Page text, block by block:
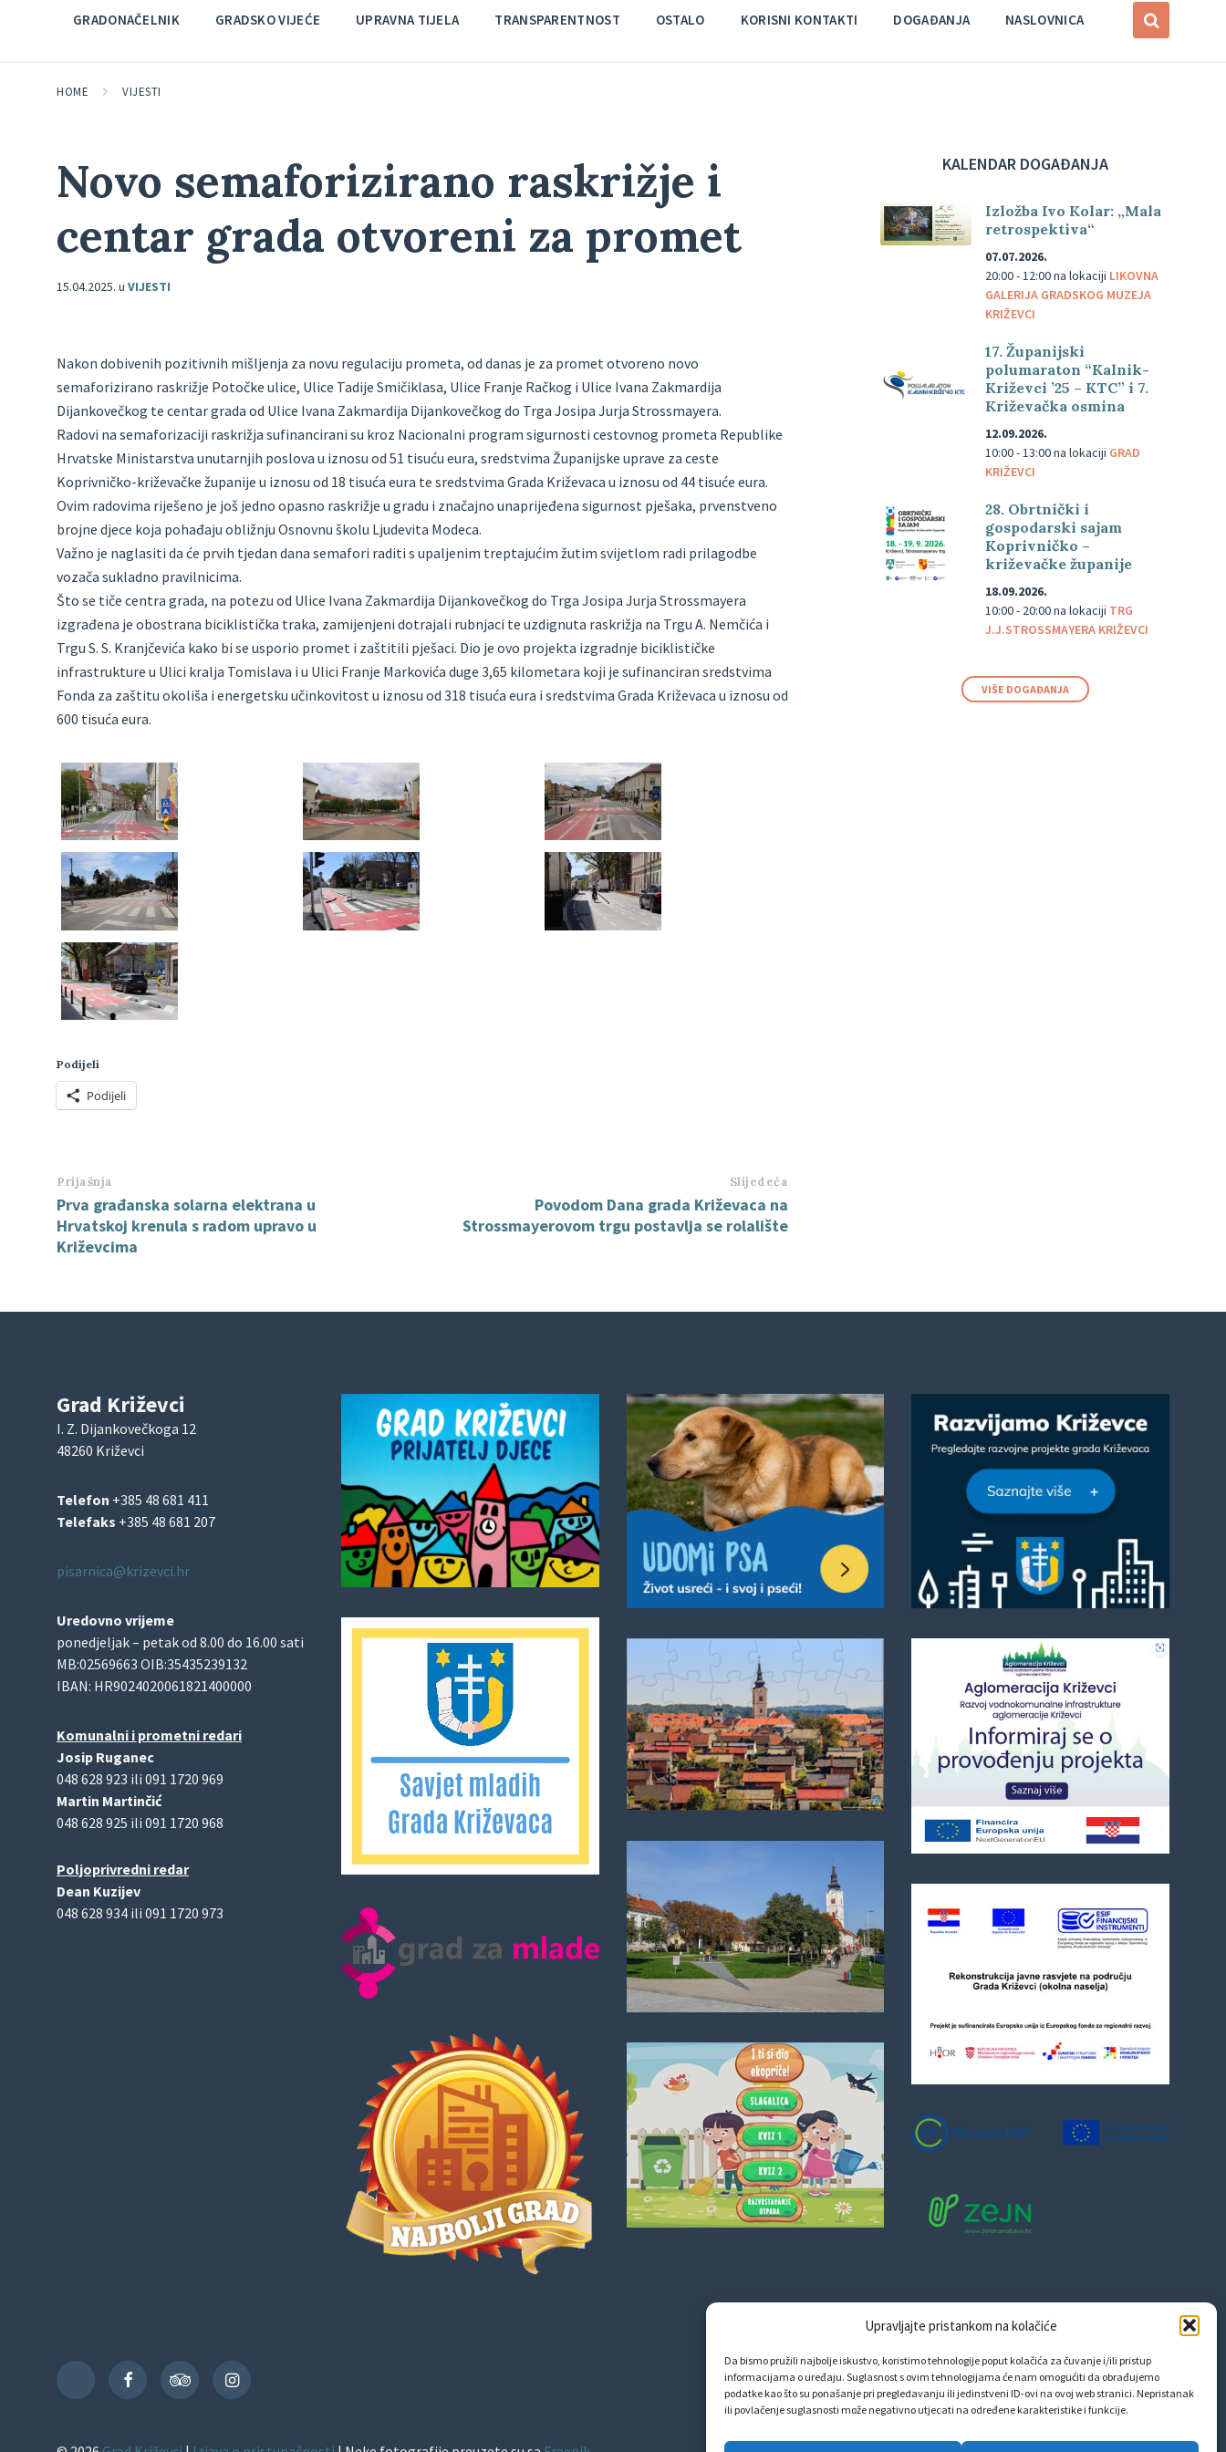
Upravljajte pristankom na kolačiće
Da bismo pružili najbolje iskustvo, koristimo tehnologije poput kolačića za čuvanje i/ili pristup
informacijama o uređaju. Suglasnost s ovim tehnologijama će nam omogućiti da obrađujemo
podatke kao što su ponašanje pri pregledavanju ili jedinstveni ID-ovi na ovoj web stranici. Nepristanak
ili povlačenje suglasnosti može negativno utjecati na određene karakteristike i funkcije.
GRADONAČELNIK GRADSKO VIJEĆE UPRAVNA TIJELA TRANSPARENTNOST OSTALO KORISNI KONTAKTI DOGAĐANJA NASLOVNICA
HOME VIJESTI
Novo semaforizirano raskrižje i
centar grada otvoreni za promet
15.04.2025. u VIJESTI
Nakon dobivenih pozitivnih mišljenja za novu regulaciju prometa, od danas je za promet otvoreno novo
semaforizirano raskrižje Potočke ulice, Ulice Tadije Smičiklasa, Ulice Franje Račkog i Ulice Ivana Zakmardija
Dijankovečkog te centar grada od Ulice Ivana Zakmardija Dijankovečkog do Trga Josipa Jurja Strossmayera.
Radovi na semaforizaciji raskrižja sufinancirani su kroz Nacionalni program sigurnosti cestovnog prometa Republike
Hrvatske Ministarstva unutarnjih poslova u iznosu od 51 tisuću eura, sredstvima Županijske uprave za ceste
Koprivničko-križevačke županije u iznosu od 18 tisuća eura te sredstvima Grada Križevaca u iznosu od 44 tisuće eura.
Ovim radovima riješeno je još jedno opasno raskrižje u gradu i značajno unaprijeđena sigurnost pješaka, prvenstveno
brojne djece koja pohađaju obližnju Osnovnu školu Ljudevita Modeca.
Važno je naglasiti da će prvih tjedan dana semafori raditi s upaljenim treptajućim žutim svijetlom radi prilagodbe
vozača sukladno pravilnicima.
Što se tiče centra grada, na potezu od Ulice Ivana Zakmardija Dijankovečkog do Trga Josipa Jurja Strossmayera
izgrađena je obostrana biciklistička traka, zamijenjeni dotrajali rubnjaci te uzdignuta raskrižja na Trgu A. Nemčića i
Trgu S. S. Kranjčevića kako bi se usporio promet i zaštitili pješaci. Dio je ovo projekta izgradnje biciklističke
infrastrukture u Ulici kralja Tomislava i u Ulici Franje Markovića duge 3,65 kilometara koji je sufinanciran sredstvima
Fonda za zaštitu okoliša i energetsku učinkovitost u iznosu od 318 tisuća eura i sredstvima Grada Križevaca u iznosu od
600 tisuća eura.
Podijeli
Podijeli
Prijašnja
Prva građanska solarna elektrana u
Hrvatskoj krenula s radom upravo u
Križevcima
Slijedeća
Povodom Dana grada Križevaca na
Strossmayerovom trgu postavlja se rolalište
KALENDAR DOGAĐANJA
Izložba Ivo Kolar: „Mala
retrospektiva“
07.07.2026.
20:00 - 12:00na lokaciji LIKOVNA
GALERIJA GRADSKOG MUZEJA
KRIŽEVCI
17. Županijski
polumaraton “Kalnik-
Križevci ’25 – KTC” i 7.
Križevačka osmina
12.09.2026.
10:00 - 13:00na lokaciji GRAD
KRIŽEVCI
28. Obrtnički i
gospodarski sajam
Koprivničko –
križevačke županije
18.09.2026.
10:00 - 20:00na lokaciji TRG
J.J.STROSSMAYERA KRIŽEVCI
VIŠE DOGAĐANJA
Grad Križevci
I. Z. Dijankovečkoga 12
48260 Križevci
Telefon +385 48 681 411
Telefaks +385 48 681 207
pisarnica@krizevci.hr
Uredovno vrijeme
ponedjeljak – petak od 8.00 do 16.00 sati
MB:02569663 OIB:35435239132
IBAN: HR9024020061821400000
Komunalni i prometni redari
Josip Ruganec
048 628 923 ili 091 1720 969
Martin Martinčić
048 628 925 ili 091 1720 968
Poljoprivredni redar
Dean Kuzijev
048 628 934 ili 091 1720 973
TikTok
FacebookTripAdvisorInstagram